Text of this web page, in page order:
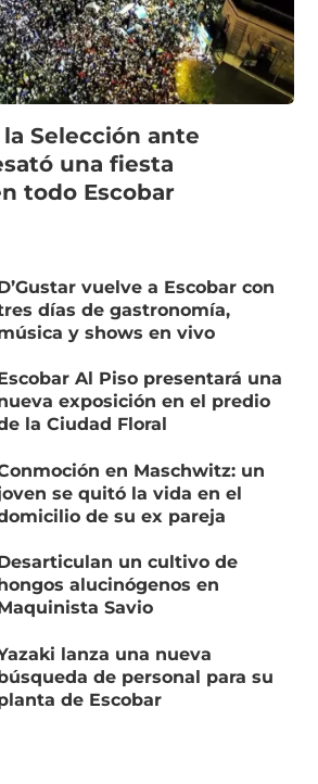
Selección ante
una fiesta
todo Escobar
vuelve a Escobar con
días de gastronomía,
y shows en vivo
Al Piso presentará una
exposición en el predio
la Ciudad Floral
en Maschwitz: un
se quitó la vida en el
de su ex pareja
un cultivo de
hongos alucinógenos en
Savio
lanza una nueva
de personal para su
de Escobar